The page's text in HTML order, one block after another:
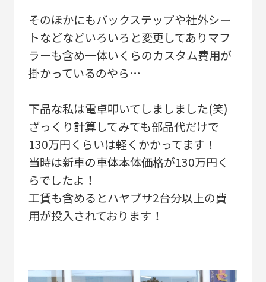
そのほかにもバックステップや社外シー
トなどなどいろいろと変更してありマフ
ラーも含め一体いくらのカスタム費用が
掛かっているのやら…
下品な私は電卓叩いてしましました(笑)
ざっくり計算してみても部品代だけで
130万円くらいは軽くかかってます！
当時は新車の車体本体価格が130万円く
らでしたよ！
工賃も含めるとハヤブサ2台分以上の費
用が投入されております！